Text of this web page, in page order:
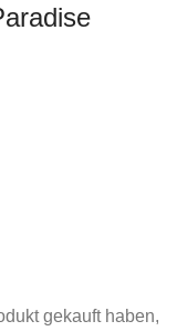
gekauft haben,